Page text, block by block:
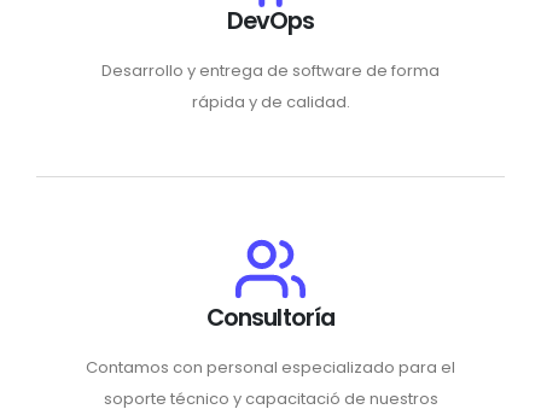
DevOps
Desarrollo y entrega de software de forma
rápida y de calidad.
Consultoría
Contamos con personal especializado para el
soporte técnico y capacitació de nuestros